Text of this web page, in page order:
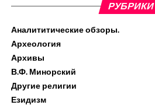
РУБРИКИ
Аналититические обзоры.
Археология
Архивы
В.Ф. Минорский
Другие религии
Езидизм